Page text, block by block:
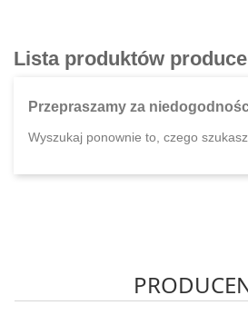
Lista produktów
Przepraszamy za
Wyszukaj ponownie to, czego szukasz